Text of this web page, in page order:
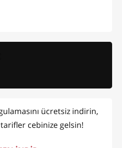
ücretsiz indirin,
cebinize gelsin!